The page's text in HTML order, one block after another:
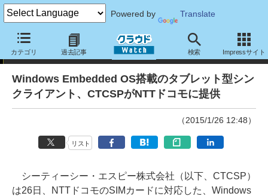
Powered by Translate
カテゴリ 過去記事 検索 Impressサイト
ニュース
Windows Embedded OS搭載のタブレット型シン
クライアント、CTCSPがNTTドコモに提供
（2015/1/26 12:48）
リスト
シーティーシー・エスピー株式会社（以下、CTCSP）
は26日、NTTドコモのSIMカードに対応した、Windows